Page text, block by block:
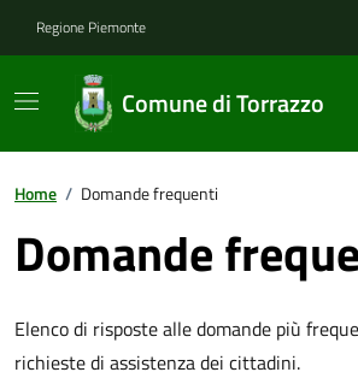
Regione Piemonte
Comune di Torrazzo
Home / Domande frequenti
Domande
Elenco di risposte alle domande più
richieste di assistenza dei cittadini.